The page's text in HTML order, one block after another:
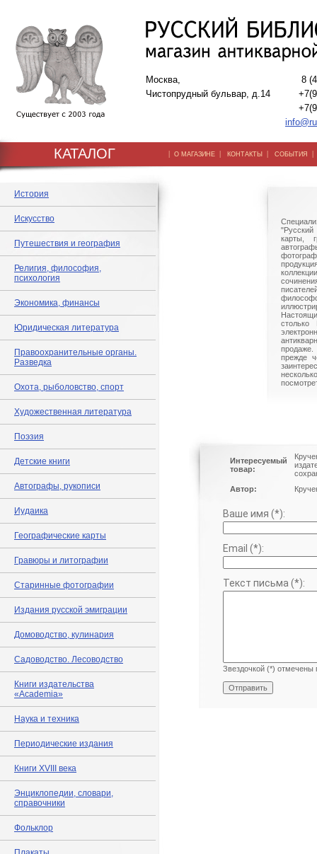
Москва,
Чистопрудный бульвар, д.14
8
КАТАЛОГ | О МАГАЗИНЕ | КОНТАКТЫ | СОБЫТИЯ
История
Искусство
Путешествия и география
Религия, философия,
психология
Экономика, финансы
Юридическая литература
Правоохранительные органы.
Разведка
Охота, рыболовство, спорт
Художественная литература
Поэзия
Детские книги
Автографы, рукописи
Иудаика
Географические карты
Гравюры и литографии
Старинные фотографии
Издания русской эмиграции
Домоводство, кулинария
Садоводство. Лесоводство
Книги издательства
«Academia»
Наука и техника
Периодические издания
Книги XVIII века
Энциклопедии, словари,
справочники
Фольклор
"Русский
карты,
столько
прежде
Интересуемый
товар:
Автор:
Ваше имя (*):
Email (*):
Текст письма (*):
Звездочкой (*) отмечены